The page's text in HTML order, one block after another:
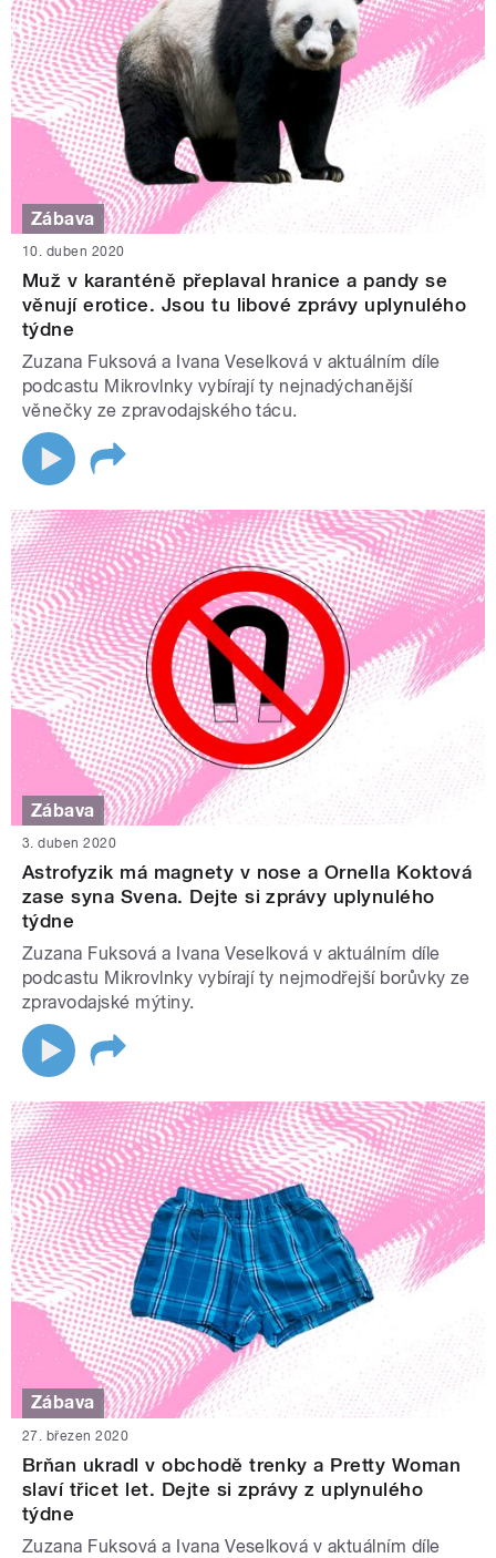
Zábava
10. duben 2020
Muž v karanténě přeplaval hranice a pandy se
věnují erotice. Jsou tu libové zprávy uplynulého
týdne
Zuzana Fuksová a Ivana Veselková v aktuálním díle
podcastu Mikrovlnky vybírají ty nejnadýchanější
věnečky ze zpravodajského tácu.
Zábava
3. duben 2020
Astrofyzik má magnety v nose a Ornella Koktová
zase syna Svena. Dejte si zprávy uplynulého
týdne
Zuzana Fuksová a Ivana Veselková v aktuálním díle
podcastu Mikrovlnky vybírají ty nejmodřejší borůvky ze
zpravodajské mýtiny.
Zábava
27. březen 2020
Brňan ukradl v obchodě trenky a Pretty Woman
slaví třicet let. Dejte si zprávy z uplynulého
týdne
Zuzana Fuksová a Ivana Veselková v aktuálním díle